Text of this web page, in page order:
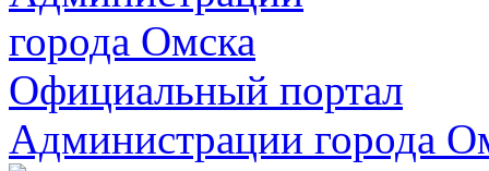
Официальный портал
Администрации города